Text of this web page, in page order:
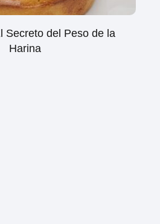
Secreto del Peso de la
Harina